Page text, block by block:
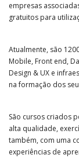
empresas
gratuitos para
Atualmente, são
Mobile, Front end,
Design & UX e
na formação dos
São cursos criados
alta qualidade,
também, com uma
experiências de